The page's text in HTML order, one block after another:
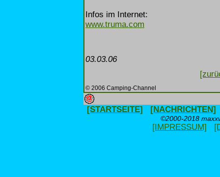
Infos im Internet:
www.truma.com
03.03.06
© 2006 Camping-Channel
[STARTSEITE] [NACHRICHTEN]
©2000-2018
[IMPRESSUM]